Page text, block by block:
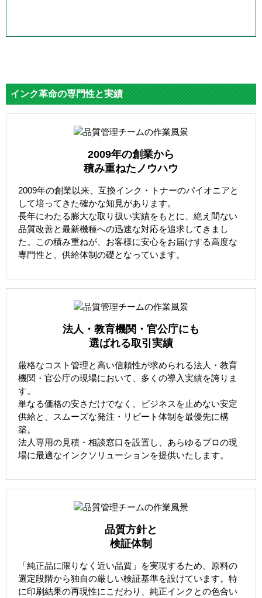
インク革命の専門性と実績
2009年の創業から
積み重ねたノウハウ
2009年の創業以来、互換インク・トナーのパイオニアと
して培ってきた確かな知見があります。
長年にわたる膨大な取り扱い実績をもとに、絶え間ない
品質改善と最新機種への迅速な対応を追求してきまし
た。この積み重ねが、お客様に安心をお届けする高度な
専門性と、供給体制の礎となっています。
法人・教育機関・官公庁にも
選ばれる取引実績
厳格なコスト管理と高い信頼性が求められる法人・教育
機関・官公庁の現場において、多くの導入実績を誇りま
す。
単なる価格の安さだけでなく、ビジネスを止めない安定
供給と、スムーズな発注・リピート体制を最優先に構
築。
法人専用の見積・相談窓口を設置し、あらゆるプロの現
場に最適なインクソリューションを提供いたします。
品質方針と
検証体制
「純正品に限りなく近い品質」を実現するため、原料の
選定段階から独自の厳しい検証基準を設けています。特
に印刷結果の再現性にこだわり、純正インクとの色合い